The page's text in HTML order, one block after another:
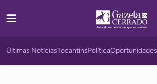
Últimas NotíciasTocantinsPolíticaOportunidades